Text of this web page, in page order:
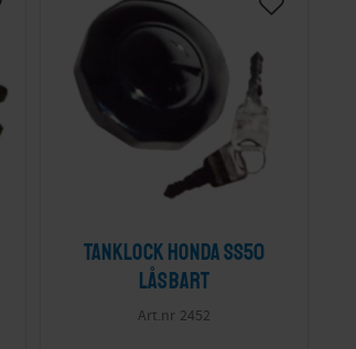
Tanklock Honda SS50
låsbart
2452